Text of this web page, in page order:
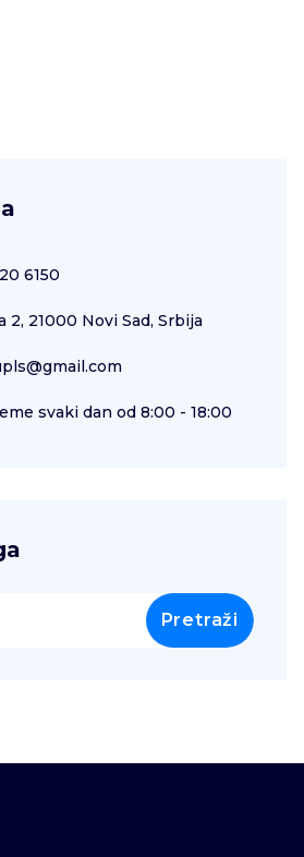
6150
2, 21000 Novi Sad, Srbija
svaki dan od 8:00 - 18:00